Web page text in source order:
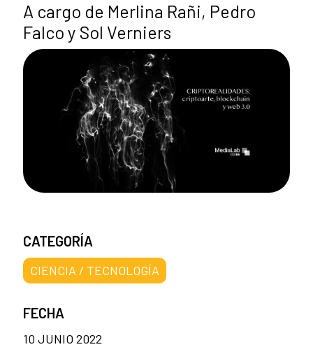
A cargo de Merlina Rañi, Pedro
Falco y Sol Verniers
CATEGORÍA
CIENCIA / TECNOLOGÍA
FECHA
10 JUNIO 2022